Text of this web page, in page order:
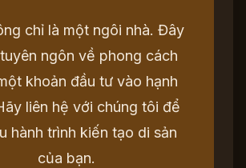
chỉ là một ngôi nhà. Đây
ngôn về phong cách
khoản đầu tư vào hạnh
liên hệ với chúng tôi để
hành trình kiến tạo di sản
của bạn.